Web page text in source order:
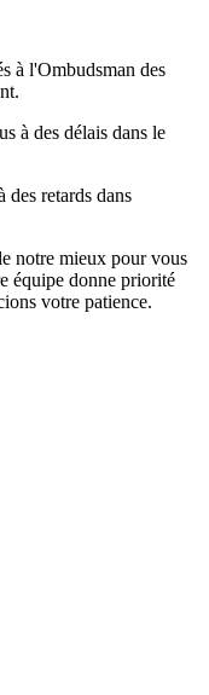
à l'Ombudsman des
à des délais dans le
des retards dans
notre mieux pour vous
équipe donne priorité
votre patience.